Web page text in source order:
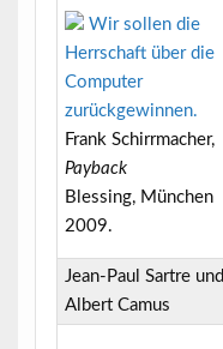
Wir sollen die
Herrschaft über die
Computer
zurückgewinnen.
Frank Schirrmacher,
Payback
Blessing, München
2009.
Jean-Paul Sartre und
Albert Camus